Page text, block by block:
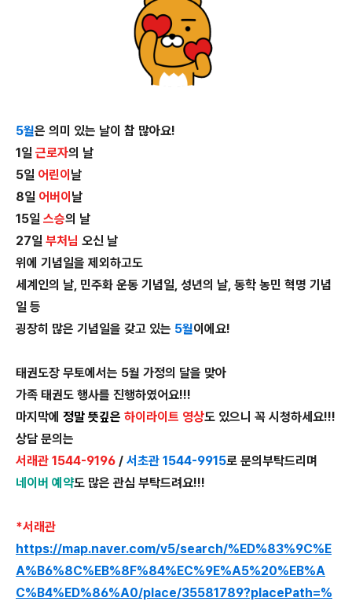
5월은 의미 있는 날이 참 많아요!
1일 근로자의 날
5일 어린이 날
8일 어버이 날
15일 스승의 날
27일 부처님 오신 날
위에 기념일을 제외하고도
세계인의 날, 민주화 운동 기념일, 성년의 날, 동학 농민 혁명 기념
일 등
굉장히 많은 기념일을 갖고 있는 5월이에요!
태권도장 무토에서는 5월 가정의 달을 맞아
가족 태권도 행사를 진행하였어요!!!
마지막에 정말 뜻깊은 하이라이트 영상도 있으니 꼭 시청하세요!!!
상담 문의는
서래관 1544-9196 / 서초관 1544-9915로 문의부탁드리며
네이버 예약도 많은 관심 부탁드려요!!!
*서래관
https://map.naver.com/v5/search/%ED%83%9C%E
A%B6%8C%EB%8F%84%EC%9E%A5%20%EB%A
C%B4%ED%86%A0/place/35581789?placePath=%